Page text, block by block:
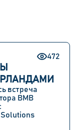
472
встреча
BMB